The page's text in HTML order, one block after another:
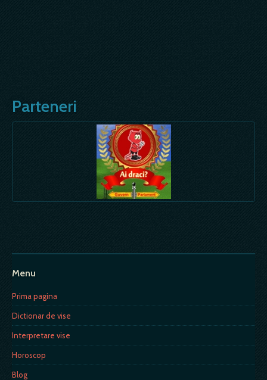
Parteneri
Menu
Prima pagina
Dictionar de vise
Interpretare vise
Horoscop
Blog